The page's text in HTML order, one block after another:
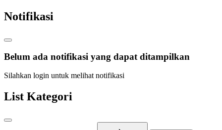
Notifikasi
Belum ada notifikasi yang dapat ditampilkan
Silahkan login untuk melihat notifikasi
List Kategori